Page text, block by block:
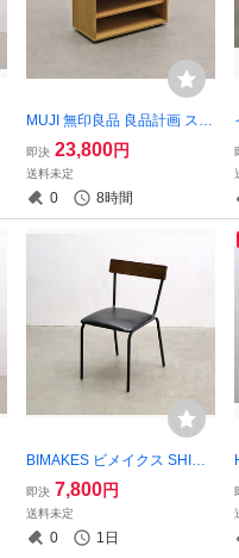
MUJI 無印良品 良品計画 スタ
ッキングキャビネット ワイ
ド オーク 収納 引き出し 本棚
キッチン ラック/北欧ウニコ
アクタスIDC/RET05033
即決 23,800円
送料未定
0 8時間
BIMAKES ビメイクス SHINB
ASU シンバスチェア ダイニ
ングチェア ウォールナット
スチール インダストリアル
即決 7,800円
送料未定
0 1日